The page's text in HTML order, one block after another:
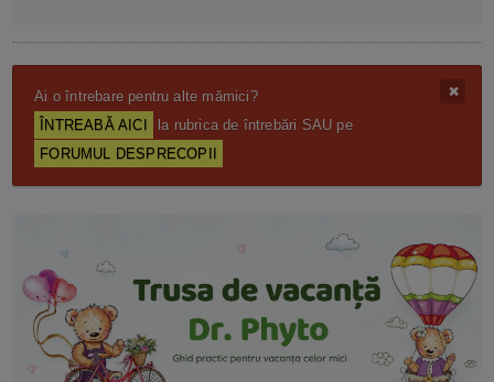
Ai o întrebare pentru alte mămici?
ÎNTREABĂ AICI
la rubrica de întrebări SAU pe
FORUMUL DESPRECOPII